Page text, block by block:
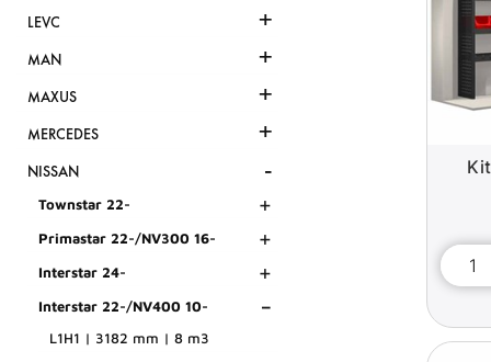
LEVC +
MAN +
MAXUS +
MERCEDES +
NISSAN -
Townstar 22- +
Primastar 22-/NV300 16- +
Interstar 24- +
Interstar 22-/NV400 10- -
L1H1 | 3182 mm | 8 m3